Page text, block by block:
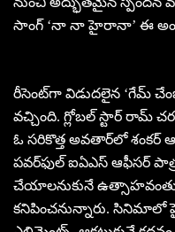
సాంగ్ ‘నా నా హైరానా’ ఈ
రీసెంట్‌గా విడుద‌లైన ‘గేమ్
వ‌చ్చింది. గ్లోబ‌ల్ స్టార్ రామ్
ఓ స‌రికొత్త అవ‌తార్‌లో శంక‌ర్
ప‌వ‌ర్‌ఫుల్ ఐఏఎస్ ఆఫీస‌ర్
చేయాల‌నుకునే
క‌నిపించ‌నున్నారు. సినిమాలో